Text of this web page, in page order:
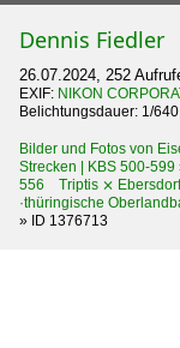
Dennis Fiedler
26.07.2024, 252
EXIF: NIKON
Belichtungsdauer: 1/
Bilder und Fotos von
Strecken | KBS 500-599
556 Triptis ⨯
·thüringische
» ID 1376713